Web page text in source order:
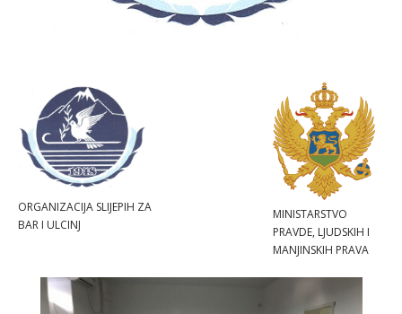
ORGANIZACIJA SLIJEPIH ZA
BAR I ULCINJ
MINISTARSTVO
PRAVDE, LJUDSKIH I
MANJINSKIH PRAVA